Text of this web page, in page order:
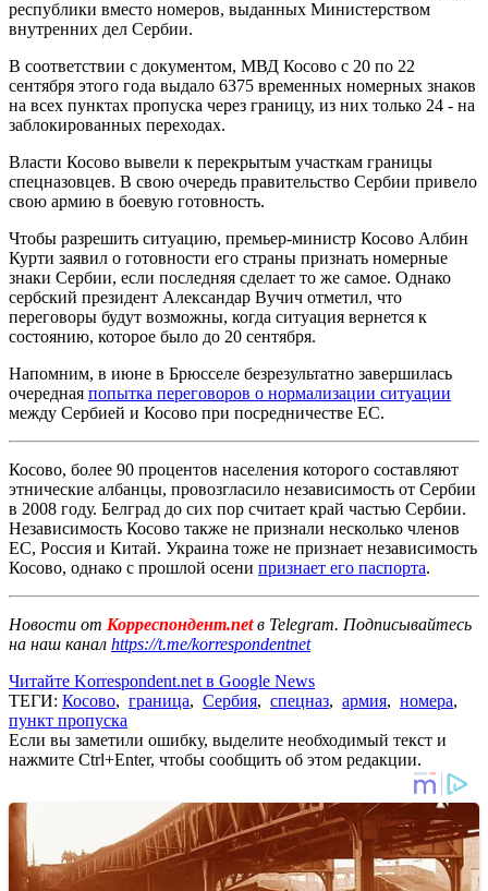
республики вместо номеров, выданных Министерством
внутренних дел Сербии.
В соответствии с документом, МВД Косово с 20 по 22
сентября этого года выдало 6375 временных номерных знаков
на всех пунктах пропуска через границу, из них только 24 - на
заблокированных переходах.
Власти Косово вывели к перекрытым участкам границы
спецназовцев. В свою очередь правительство Сербии привело
свою армию в боевую готовность.
Чтобы разрешить ситуацию, премьер-министр Косово Албин
Курти заявил о готовности его страны признать номерные
знаки Сербии, если последняя сделает то же самое. Однако
сербский президент Александар Вучич отметил, что
переговоры будут возможны, когда ситуация вернется к
состоянию, которое было до 20 сентября.
Напомним, в июне в Брюсселе безрезультатно завершилась
очередная попытка переговоров о нормализации ситуации
между Сербией и Косово при посредничестве ЕС.
Косово, более 90 процентов населения которого составляют
этнические албанцы, провозгласило независимость от Сербии
в 2008 году. Белград до сих пор считает край частью Сербии.
Независимость Косово также не признали несколько членов
ЕС, Россия и Китай. Украина тоже не признает независимость
Косово, однако с прошлой осени признает его паспорта.
Новости от Корреспондент.netв Telegram. Подписывайтесь
на наш канал https://t.me/korrespondentnet
Читайте Korrespondent.net в Google News
ТЕГИ: Косово, граница, Сербия, спецназ, армия, номера,
пункт пропуска
Если вы заметили ошибку, выделите необходимый текст и
нажмите Ctrl+Enter, чтобы сообщить об этом редакции.